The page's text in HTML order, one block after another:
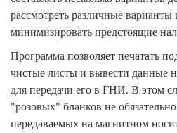
рассмотреть различные
минимизировать предстоящие
Программа позволяет печатать
чистые листы и вывести данные
для передачи его в ГНИ. В этом
"розовых" бланков не
передаваемых на магнитном